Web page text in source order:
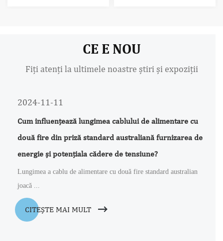
CE E NOU
Fiți atenți la ultimele noastre știri și expoziții
2024-11-11
Cum influențează lungimea cablului de alimentare cu
două fire din priză standard australiană furnizarea de
energie și potențiala cădere de tensiune?
Lungimea a cablu de alimentare cu două fire standard australian
joacă ...
CITEŞTE MAI MULT